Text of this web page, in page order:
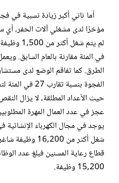
أما ثاني أكبر زيادة نسبية في
مؤخرًا لدى مشغلي آلات الحفر، أي
في المئة مقارنة بالعام السابق.
الطرق. كما تفاقم الوضع لدى
حيث الأعداد المطلقة، لا يزال
عجز في عدد العمال المهرة
يوجد في مجال الكهرباء الإنشائية
قطاع رعاية المسنين فبلغ عدد
15,200 وظيفة.